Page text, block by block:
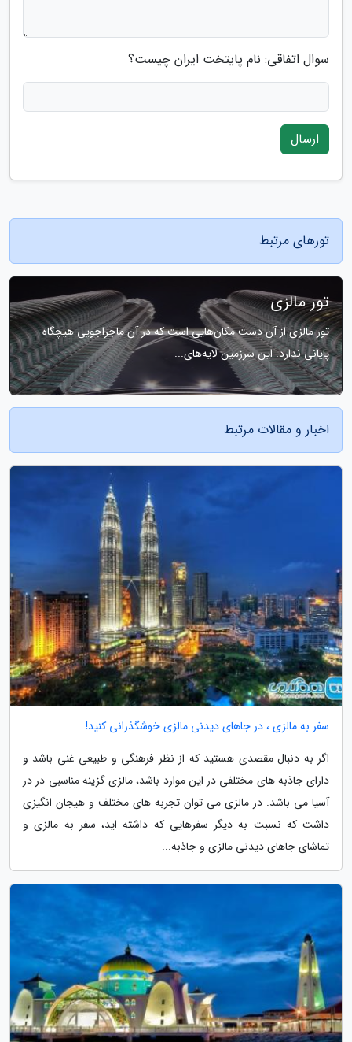
سوال اتفاقی: نام پایتخت ایران چیست؟
ارسال
تورهای مرتبط
تور مالزی
تور مالزی از آن دست مکان‌هایی است که در آن ماجراجویی هیچگاه
پایانی ندارد. این سرزمین لایه‌های...
اخبار و مقالات مرتبط
سفر به مالزی ، در جاهای دیدنی مالزی خوشگذرانی کنید!
اگر به دنبال مقصدی هستید که از نظر فرهنگی و طبیعی غنی باشد و
دارای جاذبه های مختلفی در این موارد باشد، مالزی گزینه مناسبی در در
آسیا می باشد. در مالزی می توان تجربه های مختلف و هیجان انگیزی
داشت که نسبت به دیگر سفرهایی که داشته اید، سفر به مالزی و
تماشای جاهای دیدنی مالزی و جاذبه...